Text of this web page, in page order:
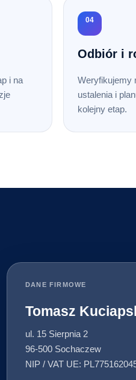
i na
04
Odbiór i
Weryfikujemy
ustalenia i
kolejny etap.
DANE FIRMOWE
Tomasz
ul. 15 Sierpnia 2
96-500 Sochaczew
NIP / VAT UE: